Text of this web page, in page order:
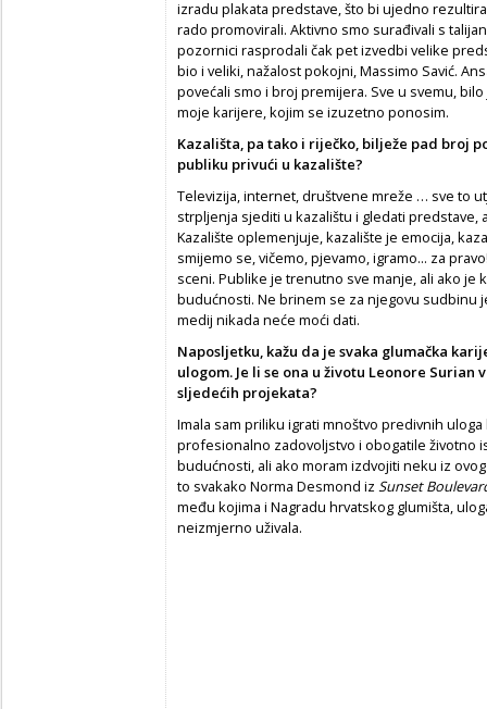
izradu plakata predstave, što bi ujedno
rado promovirali. Aktivno smo surađivali s
pozornici rasprodali čak pet izvedbi velike
bio i veliki, nažalost pokojni, Massimo Savić.
povećali smo i broj premijera. Sve u svemu,
moje karijere, kojim se izuzetno ponosim.
Kazališta, pa tako i riječko, bilježe pad broj
publiku privući u kazalište?
Televizija, internet, društvene mreže … sve to
strpljenja sjediti u kazalištu i gledati predstave,
Kazalište oplemenjuje, kazalište je emocija,
smijemo se, vičemo, pjevamo, igramo... za
sceni. Publike je trenutno sve manje, ali ako je
budućnosti. Ne brinem se za njegovu sudbinu
medij nikada neće moći dati.
Naposljetku, kažu da je svaka glumačka
ulogom. Je li se ona u životu Leonore
sljedećih projekata?
Imala sam priliku igrati mnoštvo predivnih
profesionalno zadovoljstvo i obogatile životno
budućnosti, ali ako moram izdvojiti neku iz
to svakako Norma Desmond iz Sunset
među kojima i Nagradu hrvatskog glumišta,
neizmjerno uživala.